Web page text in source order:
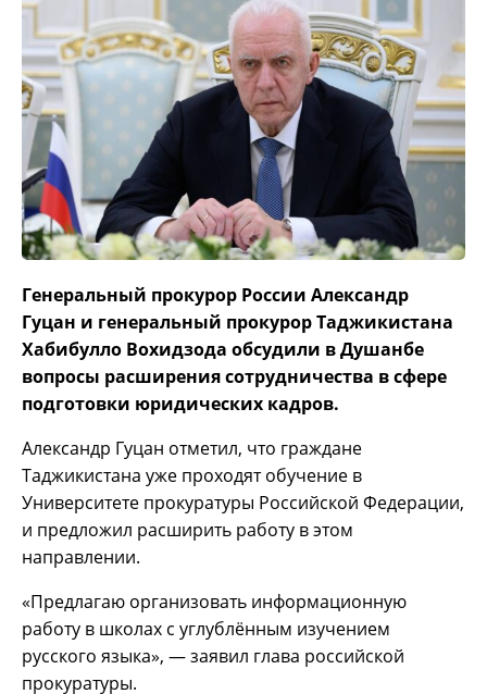
Генеральный прокурор России Александр
Гуцан и генеральный прокурор Таджикистана
Хабибулло Вохидзода обсудили в Душанбе
вопросы расширения сотрудничества в сфере
подготовки юридических кадров.
Александр Гуцан отметил, что граждане
Таджикистана уже проходят обучение в
Университете прокуратуры Российской Федерации,
и предложил расширить работу в этом
направлении.
«Предлагаю организовать информационную
работу в школах с углублённым изучением
русского языка», — заявил глава российской
прокуратуры.